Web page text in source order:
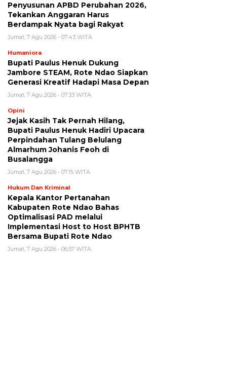
Penyusunan APBD Perubahan 2026,
Tekankan Anggaran Harus
Berdampak Nyata bagi Rakyat
Jumat, 7 Agu 2026 - 07:43 WITA
Humaniora
Bupati Paulus Henuk Dukung
Jambore STEAM, Rote Ndao Siapkan
Generasi Kreatif Hadapi Masa Depan
Jumat, 7 Agu 2026 - 07:33 WITA
Opini
Jejak Kasih Tak Pernah Hilang,
Bupati Paulus Henuk Hadiri Upacara
Perpindahan Tulang Belulang
Almarhum Johanis Feoh di
Busalangga
Jumat, 7 Agu 2026 - 07:15 WITA
Hukum Dan Kriminal
Kepala Kantor Pertanahan
Kabupaten Rote Ndao Bahas
Optimalisasi PAD melalui
Implementasi Host to Host BPHTB
Bersama Bupati Rote Ndao
Jumat, 7 Agu 2026 - 06:57 WITA